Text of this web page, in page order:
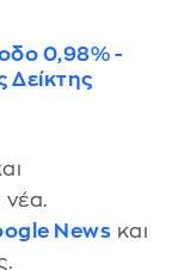
0,98% -
Δείκτης
νέα.
News και